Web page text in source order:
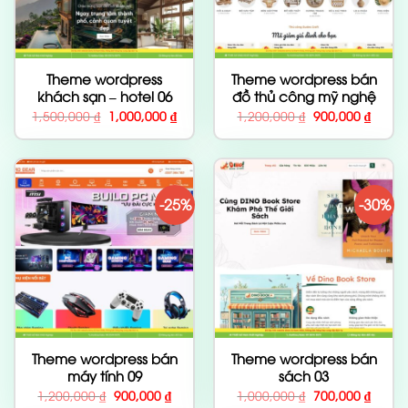
Theme wordpress
khách sạn – hotel 06
1,500,000₫ Giá
gốc
là:
1,000,000 ₫Giá
hiện
tại
1,000,000 ₫.
Theme wordpress bán
đồ thủ công mỹ nghệ
1,200,000₫ Giá
gốc
là:
900,000 ₫Giá
hiện
tại
-25%
Theme wordpress bán
máy tính 09
1,200,000₫ Giá
900,000 ₫Giá
-30%
Theme wordpress bán
sách 03
1,000,000₫ Giá
700,000 ₫Giá